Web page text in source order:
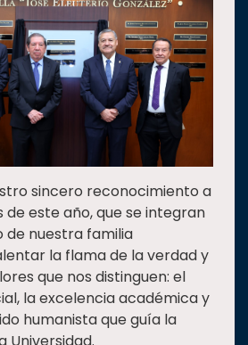
sincero reconocimiento a
de este año, que se integran
nuestra familia
la flama de la verdad y
que nos distinguen: el
la excelencia académica y
humanista que guía la